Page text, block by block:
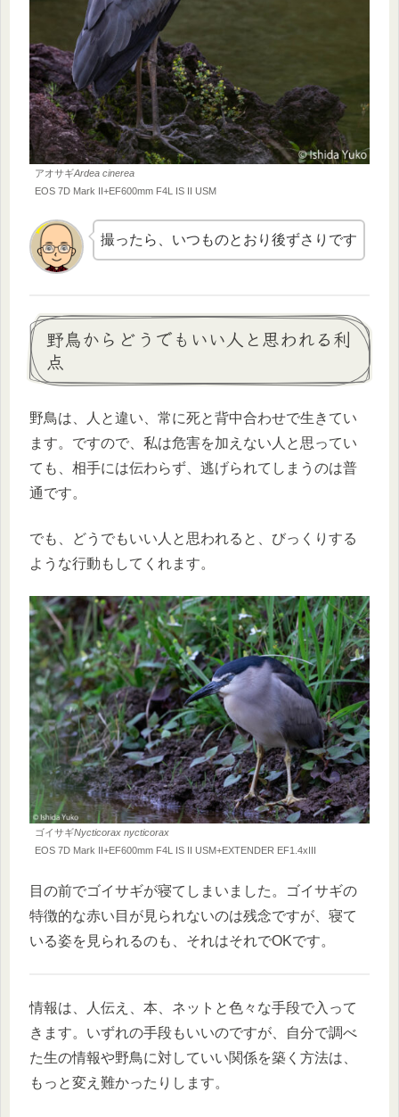
アオサギArdea cinerea
EOS 7D Mark II+EF600mm F4L IS II USM
撮ったら、いつものとおり後ずさりです
野鳥からどうでもいい人と思われる利
点
野鳥は、人と違い、常に死と背中合わせで生きてい
ます。ですので、私は危害を加えない人と思ってい
ても、相手には伝わらず、逃げられてしまうのは普
通です。
でも、どうでもいい人と思われると、びっくりする
ような行動もしてくれます。
ゴイサギNycticorax nycticorax
EOS 7D Mark II+EF600mm F4L IS II USM+EXTENDER EF1.4xIII
目の前でゴイサギが寝てしまいました。ゴイサギの
特徴的な赤い目が見られないのは残念ですが、寝て
いる姿を見られるのも、それはそれでOKです。
情報は、人伝え、本、ネットと色々な手段で入って
きます。いずれの手段もいいのですが、自分で調べ
た生の情報や野鳥に対していい関係を築く方法は、
もっと変え難かったりします。